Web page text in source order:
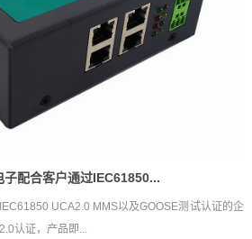
子配合客户通过IEC61850...
UCA2.0 MMS以及GOOSE测试认证的企
认证，产品即...